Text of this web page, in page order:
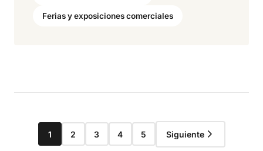
Ferias y exposiciones comerciales
1 2 3 4 5 Siguiente